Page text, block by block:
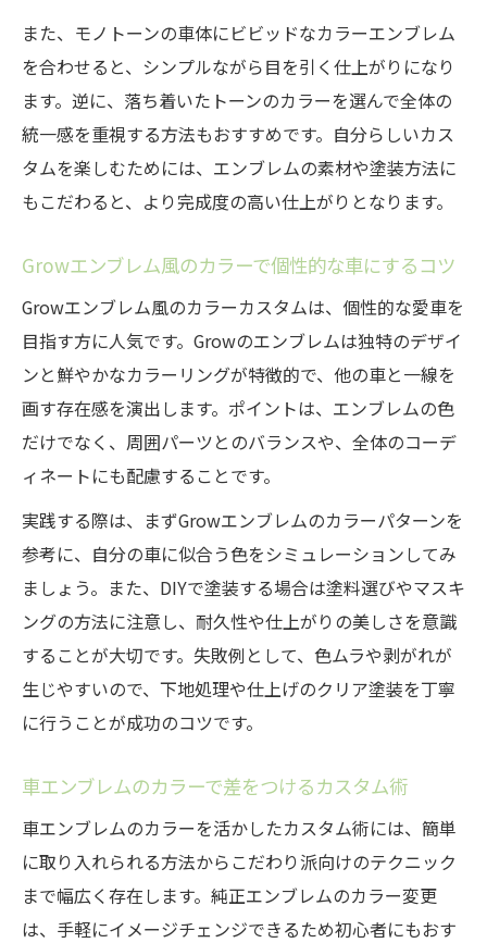
また、モノトーンの車体にビビッドなカラーエンブレム
を合わせると、シンプルながら目を引く仕上がりになり
ます。逆に、落ち着いたトーンのカラーを選んで全体の
統一感を重視する方法もおすすめです。自分らしいカス
タムを楽しむためには、エンブレムの素材や塗装方法に
もこだわると、より完成度の高い仕上がりとなります。
Growエンブレム風のカラーで個性的な車にするコツ
Growエンブレム風のカラーカスタムは、個性的な愛車を
目指す方に人気です。Growのエンブレムは独特のデザイ
ンと鮮やかなカラーリングが特徴的で、他の車と一線を
画す存在感を演出します。ポイントは、エンブレムの色
だけでなく、周囲パーツとのバランスや、全体のコーデ
ィネートにも配慮することです。
実践する際は、まずGrowエンブレムのカラーパターンを
参考に、自分の車に似合う色をシミュレーションしてみ
ましょう。また、DIYで塗装する場合は塗料選びやマスキ
ングの方法に注意し、耐久性や仕上がりの美しさを意識
することが大切です。失敗例として、色ムラや剥がれが
生じやすいので、下地処理や仕上げのクリア塗装を丁寧
に行うことが成功のコツです。
車エンブレムのカラーで差をつけるカスタム術
車エンブレムのカラーを活かしたカスタム術には、簡単
に取り入れられる方法からこだわり派向けのテクニック
まで幅広く存在します。純正エンブレムのカラー変更
は、手軽にイメージチェンジできるため初心者にもおす